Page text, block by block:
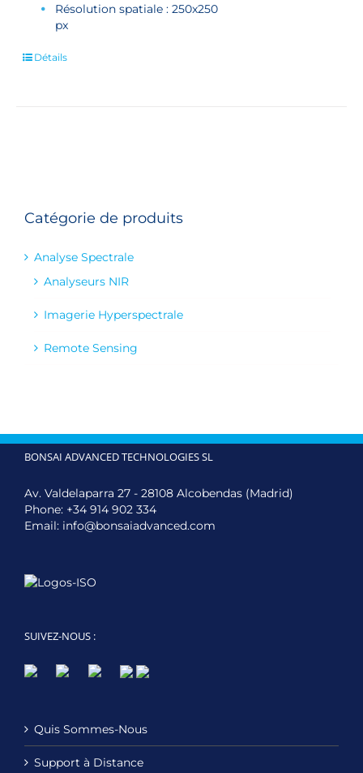
Résolution spatiale : 250x250
px
Détails
Catégorie de produits
Analyse Spectrale
Analyseurs NIR
Imagerie Hyperspectrale
Remote Sensing
BONSAI ADVANCED TECHNOLOGIES SL
Av. Valdelaparra 27 - 28108 Alcobendas (Madrid)
Phone: +34 914 902 334
Email: info@bonsaiadvanced.com
SUIVEZ-NOUS :
Quis Sommes-Nous
Support à Distance